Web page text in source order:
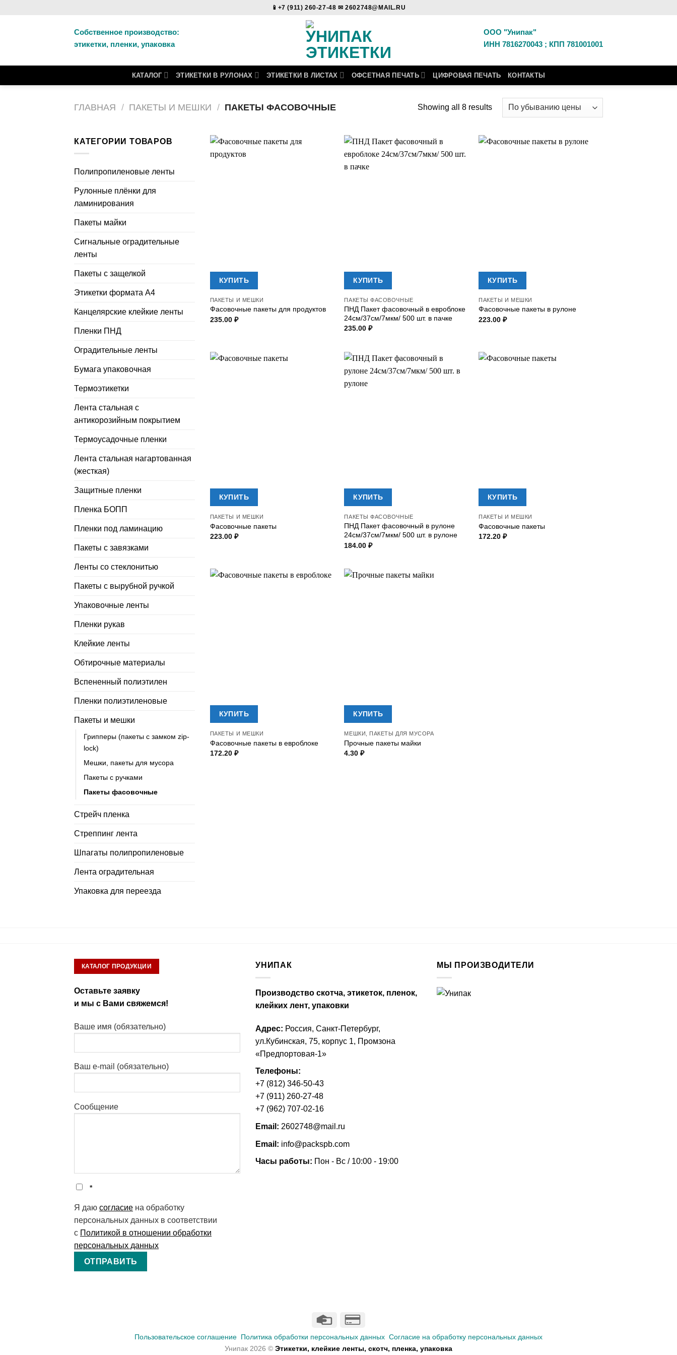
📱+7 (911) 260-27-48 ✉ 2602748@MAIL.RU
Собственное производство:
этикетки, пленки, упаковка
ООО "Унипак"
ИНН 7816270043 ; КПП 781001001
КАТАЛОГ ЭТИКЕТКИ В РУЛОНАХ ЭТИКЕТКИ В ЛИСТАХ ОФСЕТНАЯ ПЕЧАТЬ ЦИФРОВАЯ ПЕЧАТЬ КОНТАКТЫ
ГЛАВНАЯ / ПАКЕТЫ И МЕШКИ / ПАКЕТЫ ФАСОВОЧНЫЕ Showing all 8 results
КАТЕГОРИИ ТОВАРОВ
Полипропиленовые ленты
Рулонные плёнки для
ламинирования
Пакеты майки
Сигнальные оградительные
ленты
Пакеты с защелкой
Этикетки формата А4
Канцелярские клейкие ленты
Пленки ПНД
Оградительные ленты
Бумага упаковочная
Термоэтикетки
Лента стальная с
антикорозийным покрытием
Термоусадочные пленки
Лента стальная нагартованная
(жесткая)
Защитные пленки
Пленка БОПП
Пленки под ламинацию
Пакеты с завязками
Ленты со стеклонитью
Пакеты с вырубной ручкой
Упаковочные ленты
Пленки рукав
Клейкие ленты
Обтирочные материалы
Вспененный полиэтилен
Пленки полиэтиленовые
Пакеты и мешки
Грипперы (пакеты с замком zip-
lock)
Мешки, пакеты для мусора
Пакеты с ручками
Пакеты фасовочные
Стрейч пленка
Стреппинг лента
Шпагаты полипропиленовые
Лента оградительная
Упаковка для переезда
КУПИТЬ
ПАКЕТЫ И МЕШКИ
Фасовочные пакеты для продуктов
235.00 ₽
КУПИТЬ
ПАКЕТЫ ФАСОВОЧНЫЕ
ПНД Пакет фасовочный в евроблоке
24см/37см/7мкм/ 500 шт. в пачке
235.00₽
КУПИТЬ
ПАКЕТЫ И МЕШКИ
Фасовочные пакеты в рулоне
223.00₽
КУПИТЬ
ПАКЕТЫ И МЕШКИ
Фасовочные пакеты
223.00 ₽
КУПИТЬ
ПАКЕТЫ ФАСОВОЧНЫЕ
ПНД Пакет фасовочный в рулоне
24см/37см/7мкм/ 500 шт. в рулоне
184.00₽
КУПИТЬ
ПАКЕТЫ И МЕШКИ
Фасовочные пакеты
172.20₽
КУПИТЬ
ПАКЕТЫ И МЕШКИ
Фасовочные пакеты в евроблоке
172.20 ₽
КУПИТЬ
МЕШКИ, ПАКЕТЫ ДЛЯ МУСОРА
Прочные пакеты майки
4.30₽
КАТАЛОГ ПРОДУКЦИИ
Оставьте заявку
и мы с Вами свяжемся!
Ваше имя (обязательно)
Ваш e-mail (обязательно)
Сообщение
*
Я даю cогласие на обработку
персональных данных в соответствии
с Политикой в отношении обработки
персональных данных
УНИПАК
Производство скотча, этикеток, пленок,
клейких лент, упаковки
Адрес: Россия, Санкт-Петербург,
ул.Кубинская, 75, корпус 1, Промзона
«Предпортовая-1»
Телефоны:
+7 (812) 346-50-43
+7 (911) 260-27-48
+7 (962) 707-02-16
Email: 2602748@mail.ru
Email: info@packspb.com
Часы работы: Пон - Вс / 10:00 - 19:00
МЫ ПРОИЗВОДИТЕЛИ
Пользовательское соглашение Политика обработки персональных данных Согласие на обработку персональных данных
Унипак 2026 © Этикетки, клейкие ленты, скотч, пленка, упаковка